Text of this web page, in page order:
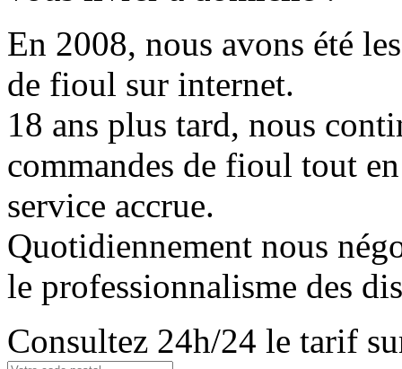
En 2008, nous avons été
de fioul sur internet.
18 ans plus tard, nous
commandes de fioul tout
service accrue.
Quotidiennement nous
le professionnalisme des
Consultez 24h/24 le tarif